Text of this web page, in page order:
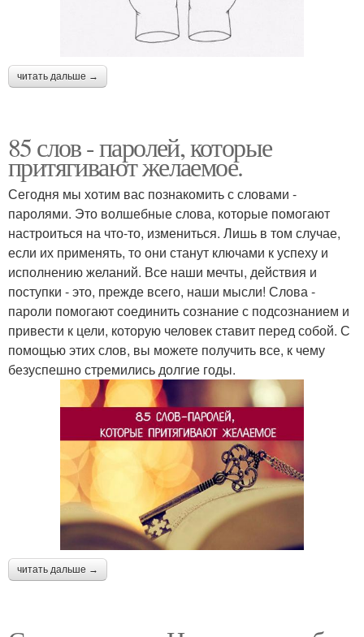
читать дальше →
85 слов - паролей, которые
притягивают желаемое.
Сегодня мы хотим вас познакомить с словами -
паролями. Это волшебные слова, которые помогают
настроиться на что-то, измениться. Лишь в том случае,
если их применять, то они станут ключами к успеху и
исполнению желаний. Все наши мечты, действия и
поступки - это, прежде всего, наши мысли! Слова -
пароли помогают соединить сознание с подсознанием и
привести к цели, которую человек ставит перед собой. С
помощью этих слов, вы можете получить все, к чему
безуспешно стремились долгие годы.
читать дальше →